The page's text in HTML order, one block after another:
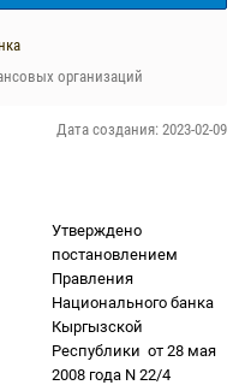
организаций
Дата создания: 2023-02-09
Утверждено
постановлением
Правления
Национального банка
Кыргызской
Республики от 28 мая
2008 года N 22/4